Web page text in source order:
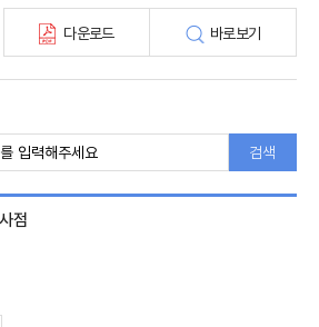
)
다운로드 바로보기
검색
점